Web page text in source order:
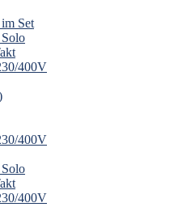
Set
400V
400V
400V